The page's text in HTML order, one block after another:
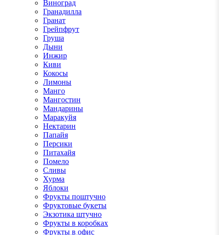
Виноград
Гранадилла
Гранат
Грейпфрут
Груша
Дыни
Инжир
Киви
Кокосы
Лимоны
Манго
Мангостин
Мандарины
Маракуйя
Нектарин
Папайя
Персики
Питахайя
Помело
Сливы
Хурма
Яблоки
Фрукты поштучно
Фруктовые букеты
Экзотика штучно
Фрукты в коробках
Фрукты в офис